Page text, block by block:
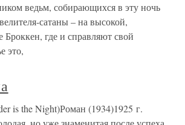
ведьм, собирающихся в эту ночь
сатаны – на высокой,
Броккен, где и справляют свой
это,
is the Night)Роман (1934)1925 г.